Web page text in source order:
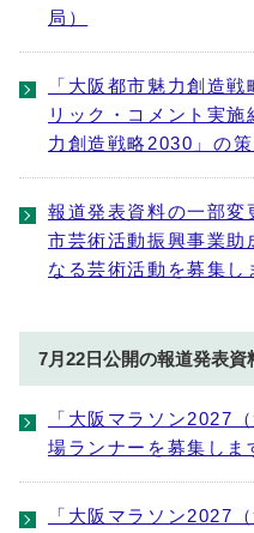
局）
「大阪都市魅力創造
リック・コメント実
力創造戦略2030」の
報道発表資料の一部変
市芸術活動振興事業助
なる芸術活動を募集し
7月22日公開の報道発表資
「大阪マラソン2027
場ランナーを募集しま
「大阪マラソン2027